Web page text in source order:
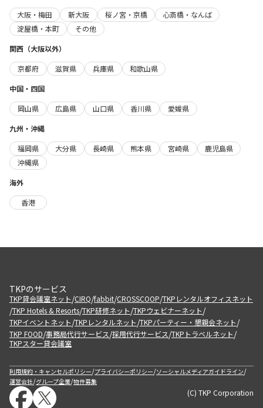
大阪・梅田
新大阪 桜ノ宮・京橋
心斎橋・なんば
淀屋橋・本町
その他
関西（大阪以外）
京都府
滋賀県 兵庫県
和歌山県
中国・四国
岡山県
広島県 山口県 香川県
愛媛県
九州・沖縄
福岡県
大分県 長崎県 熊本県 宮崎県
鹿児島県
沖縄県
海外
香港
TKPのサービス
TKP貸会議室ネット/CIRQ/fabbit/CROSSCOOP/TKPレンタルオフィスネット
/TKP Hotels & Resorts/TKP研修ネット/TKPウェビナーネット/
TKPイベントネット/TKPレンタルネット/TKPパーティー・懇親会ネット/
TKP FOOD/事務局代行サービス/採用代行サービス/TKPトラベルネット/
TKPスター貸会議室
利用規約・キャンセルポリシー/プライバシーポリシー/ソーシャルメディアガイドライン/
運営会社/グループ企業/物件募集
(C) TKP Corporation